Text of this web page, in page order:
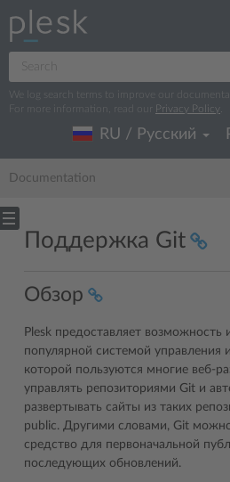
We log search terms to improve our
For more information, read our
Privacy Policy
RU / Русский
Documentation
Поддержка Git
Обзор
Plesk предоставляет возможность
популярной системой
которой пользуются многие веб-
управлять репозиториями Git и
развертывать сайты из таких
public. Другими словами, Git
средство для первоначальной
последующих обновлений.